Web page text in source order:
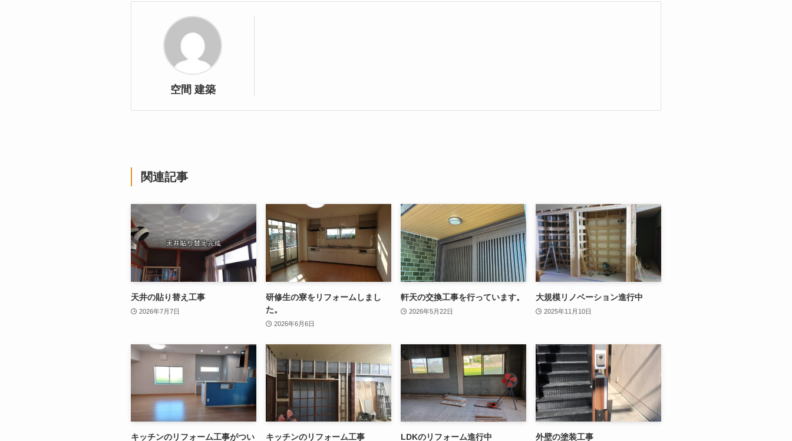
空間 建築
関連記事
天井の貼り替え工事
2026年7月7日
研修生の寮をリフォームしまし
た。
2026年6月6日
軒天の交換工事を行っています。
2026年5月22日
大規模リノベーション進行中
2025年11月10日
キッチンのリフォーム工事がつい
キッチンのリフォーム工事 LDKのリフォーム進行中 外壁の塗装工事